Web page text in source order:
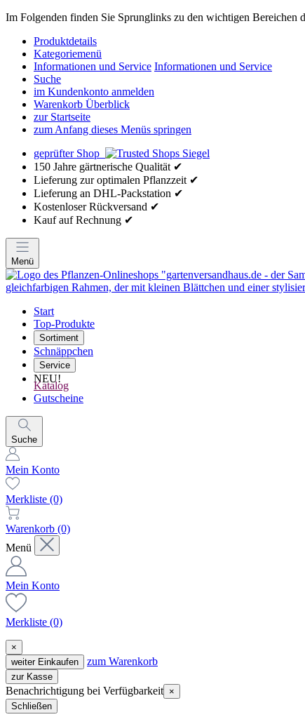
Im Folgenden finden Sie Sprunglinks zu den wichtigen Bereichen
Produktdetails
Kategoriemenü
Informationen und Service Informationen und Service
Suche
im Kundenkonto anmelden
Warenkorb Überblick
zur Startseite
zum Anfang dieses Menüs springen
geprüfter Shop
150 Jahre gärtnerische Qualität ✔
Lieferung zur optimalen Pflanzzeit ✔
Lieferung an DHL-Packstation ✔
Kostenloser Rückversand ✔
Kauf auf Rechnung ✔
Menü
Start
Top-Produkte
Sortiment
Schnäppchen
Service
NEU!
Katalog
Gutscheine
Suche
Mein Konto
Merkliste (0)
Warenkorb (0)
Menü
Mein Konto
Merkliste (0)
×
weiter Einkaufen
zum Warenkorb
zur Kasse
Benachrichtigung bei Verfügbarkeit ×
Schließen